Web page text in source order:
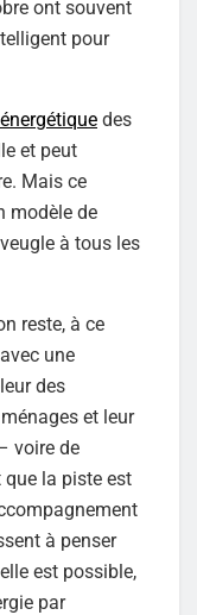
ont souvent
pour
des
et peut
Mais ce
modèle de
à tous les
reste, à ce
une
des
et leur
voire de
la piste est
à penser
est possible,
par